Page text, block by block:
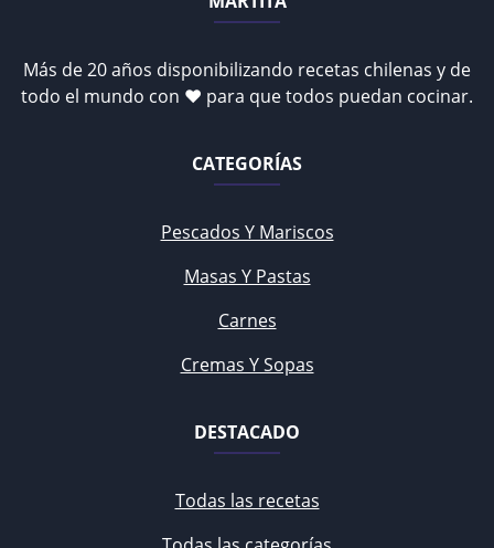
Más de 20 años disponibilizando recetas chilenas y de
todo el mundo con ♥ para que todos puedan cocinar.
CATEGORÍAS
Pescados Y Mariscos
Masas Y Pastas
Carnes
Cremas Y Sopas
DESTACADO
Todas las recetas